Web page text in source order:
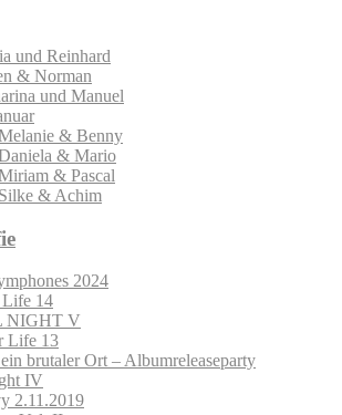
und Reinhard
& Norman
und Manuel
& Benny
& Mario
& Pascal
& Achim
2024
14
NIGHT V
Life 13
brutaler Ort – Albumreleaseparty
IV
2.11.2019